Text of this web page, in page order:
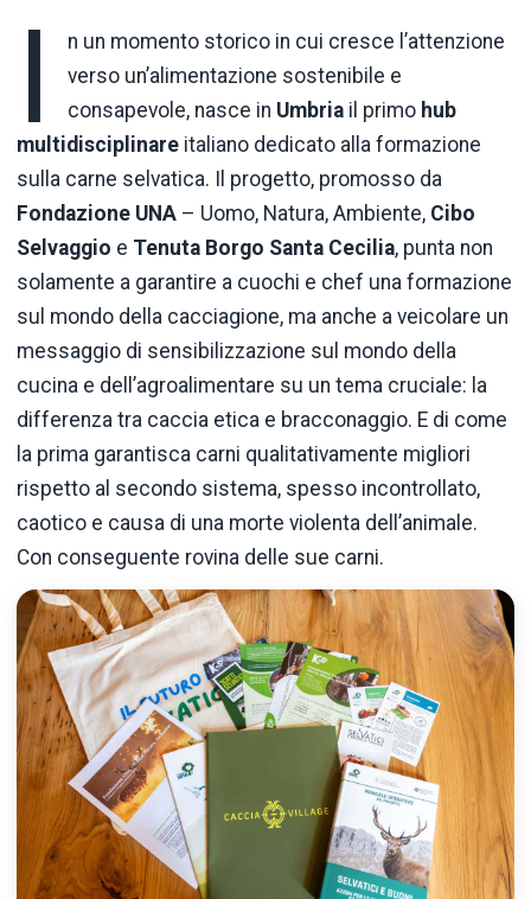
I
n un momento storico in cui cresce l’attenzione
verso un’alimentazione sostenibile e
consapevole, nasce in Umbria il primo hub
multidisciplinare italiano dedicato alla formazione
sulla carne selvatica. Il progetto, promosso da
Fondazione UNA – Uomo, Natura, Ambiente, Cibo
Selvaggio e Tenuta Borgo Santa Cecilia, punta non
solamente a garantire a cuochi e chef una formazione
sul mondo della cacciagione, ma anche a veicolare un
messaggio di sensibilizzazione sul mondo della
cucina e dell’agroalimentare su un tema cruciale: la
differenza tra caccia etica e bracconaggio. E di come
la prima garantisca carni qualitativamente migliori
rispetto al secondo sistema, spesso incontrollato,
caotico e causa di una morte violenta dell’animale.
Con conseguente rovina delle sue carni.